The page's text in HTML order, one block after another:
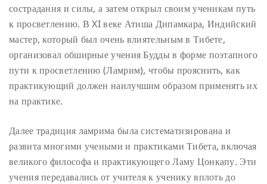
сострадания и силы, а затем открыл своим ученикам путь
к просветлению. В XI веке Атиша Дипамкара, Индийский
мастер, который был очень влиятельным в Тибете,
организовал обширные учения Будды в форме поэтапного
пути к просветлению (Ламрим), чтобы прояснить, как
практикующий должен наилучшим образом применять их
на практике.
Далее традиция ламрима была систематизирована и
развита многими учеными и практиками Тибета, включая
великого философа и практикующего Ламу Цонкапу. Эти
учения передавались от учителя к ученику вплоть до